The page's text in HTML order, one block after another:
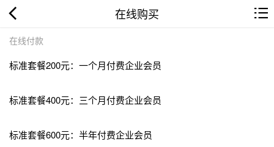
在线购买
在线付款
标准套餐200元：一个月付费企业会员
标准套餐400元：三个月付费企业会员
标准套餐600元：半年付费企业会员